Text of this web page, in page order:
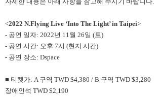
<2022 N.Flying Live ‘Into The Light’ in Taipei>
- 공연 일자: 2022년 11월 26일 (토)
- 공연 시간: 오후 7시 (현지 시간)
- 공연 장소: Dspace
■ 티켓가: A 구역 TWD $4,380 / B 구역 TWD $3,280
장애인석 TWD $2,190